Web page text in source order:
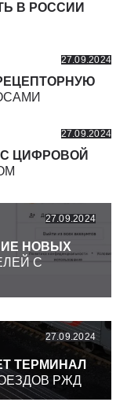
В РОССИИ
27.09.2024
27.09.2024
ЦИФРОВОЙ
27.09.2024
НОВЫХ
С
27.09.2024
ТЕРМИНАЛ
РЖД